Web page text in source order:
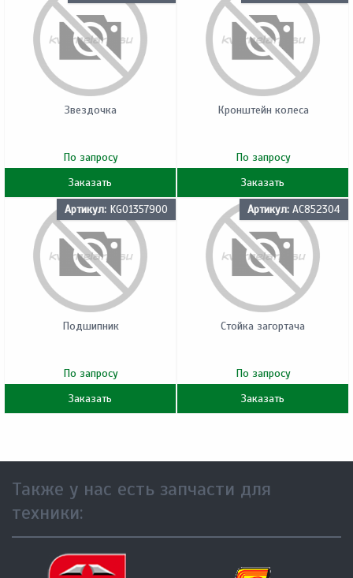
Звездочка
По запросу
Заказать
Кронштейн колеса
По запросу
Заказать
Артикул: KG01357900
Подшипник
По запросу
Заказать
Артикул: AC852304
Стойка загортача
По запросу
Заказать
Также у нас есть запчасти для
техники: